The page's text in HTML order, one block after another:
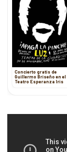
Concierto gratis de
Guillermo Briseño en el
Teatro Esperanza Iris